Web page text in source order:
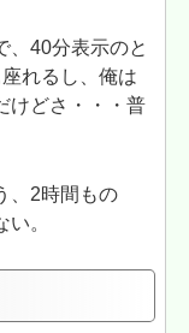
、40分表示のと
れるし、俺は
けどさ・・・普
、2時間もの
。